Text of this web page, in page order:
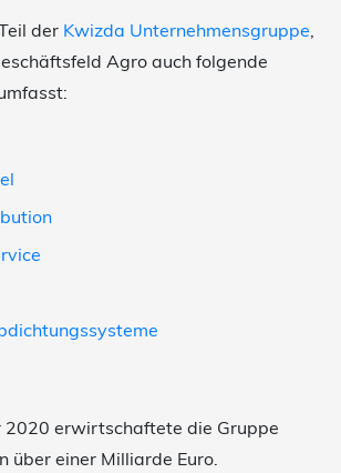
der Kwizda Unternehmensgruppe,
Agro auch folgende
2020 erwirtschaftete die Gruppe
über einer Milliarde Euro.